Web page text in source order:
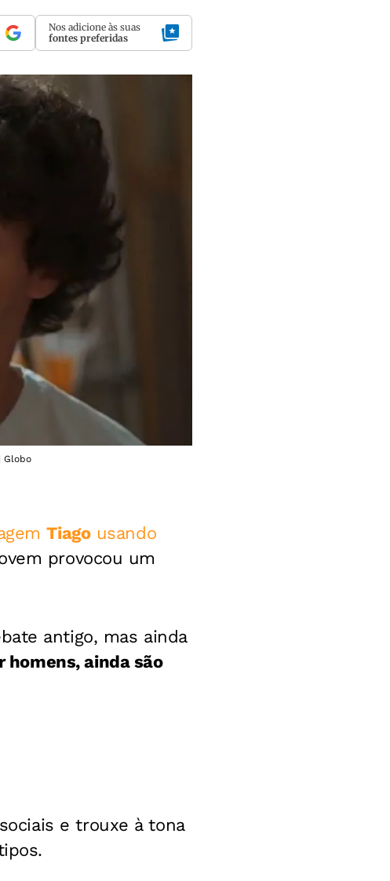
Nos adicione às suas
fontes preferidas
Globo
Tiagousando
provocou um
antigo, mas ainda
homens, ainda são
e trouxe à tona